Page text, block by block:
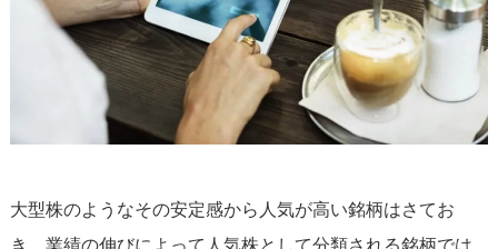
大型株のようなその安定感から人気が高い銘柄はさてお